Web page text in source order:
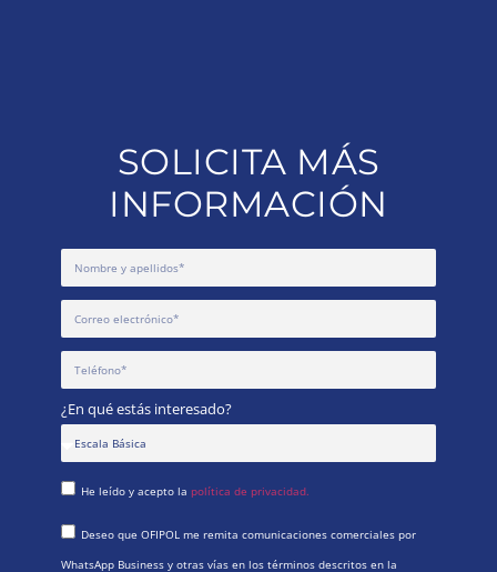
SOLICITA MÁS
INFORMACIÓN
¿En qué estás interesado?
He leído y acepto la política de privacidad.
Deseo que OFIPOL me remita comunicaciones comerciales por
WhatsApp Business y otras vías en los términos descritos en la